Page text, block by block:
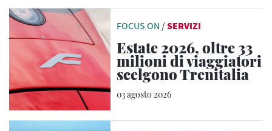
FOCUS ON /SERVIZI
Estate 2026, oltre 33
milioni di viaggiatori
scelgono Trenitalia
03 agosto 2026